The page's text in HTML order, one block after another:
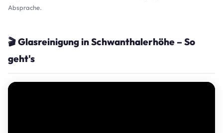
Absprache.
🎬 Glasreinigung in Schwanthalerhöhe – So
geht's